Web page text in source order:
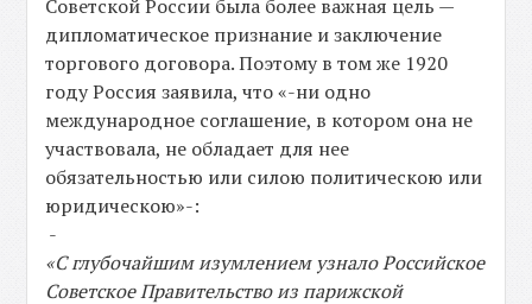
Советской России была более важная цель —
дипломатическое признание и заключение
торгового договора. Поэтому в том же 1920
году Россия заявила, что «-ни одно
международное соглашение, в котором она не
участвовала, не обладает для нее
обязательностью или силою политическою или
юридическою»-:
-
«С глубочайшим изумлением узнало Российское
Советское Правительство из парижской